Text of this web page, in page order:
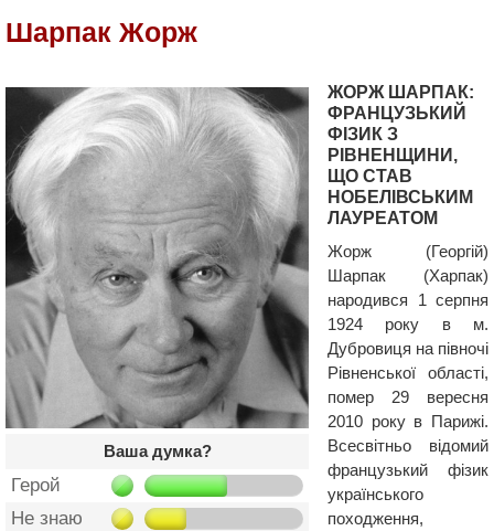
Шарпак Жорж
Ваша думка?
Герой
Не знаю
ЖОРЖ ШАРПАК:
ФРАНЦУЗЬКИЙ
ФІЗИК З
РІВНЕНЩИНИ,
ЩО СТАВ
НОБЕЛІВСЬКИМ
ЛАУРЕАТОМ
Жорж (Георгій)
Шарпак (Харпак)
народився 1 серпня
1924 року в м.
Дубровиця на півночі
Рівненської області,
помер 29 вересня
2010 року в Парижі.
Всесвітньо відомий
французький фізик
українського
походження,